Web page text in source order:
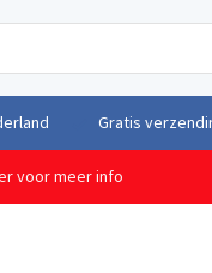
Gratis
voor meer info